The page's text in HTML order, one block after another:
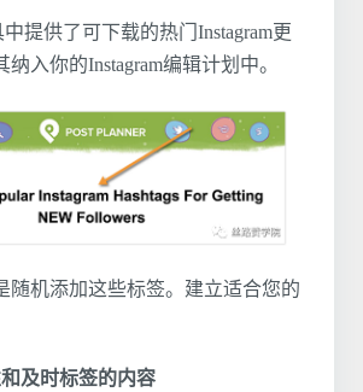
中提供了可下载的热门Instagram更
入你的Instagram编辑计划中。
随机添加这些标签。建立适合您的
及时标签的内容